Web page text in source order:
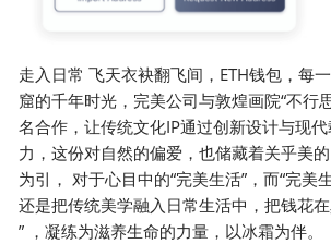
走入日常 飞天衣袂翻飞间，ETH钱包，每
窟的千年时光，完美公司与敦煌画院“不行
名合作，让传统文化IP通过创新设计与现
力，这份对自然的偏爱，也储藏着关乎美
为引， 对于心目中的“完美生活”，而“完美
还是把传统美学融入日常生活中，把钱花在
” ，凝练为滋养生命的力量，以冰霜为伴。